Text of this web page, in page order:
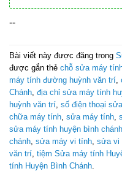
--
Bài viết này được đăng trong
được gắn thẻ chỗ sửa máy
máy tính đường huỳnh văn trí
Chánh địa chỉ sửa máy tính
huỳnh văn trí số điện thoại
chữa máy tính sửa máy tính
sửa máy tính huyện bình chánh
chánh sửa máy vi tính sửa vi
văn trí tiệm Sửa máy tính
tính Huyện Bình Chánh